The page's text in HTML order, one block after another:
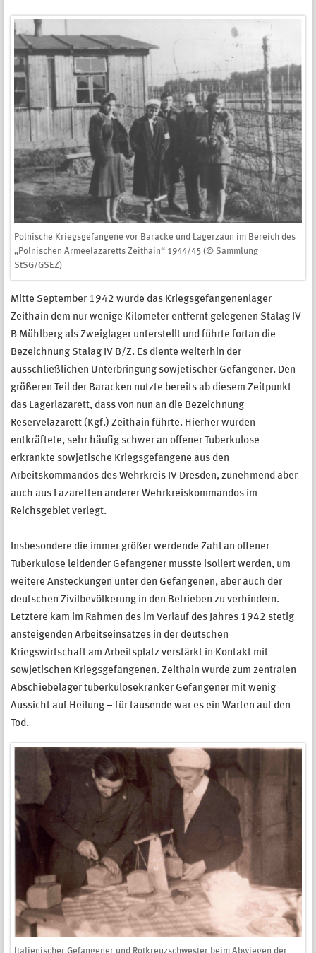
Polnische Kriegsgefangene vor Baracke und Lagerzaun im Bereich des
„Polnischen Armeelazaretts Zeithain“ 1944/45 (© Sammlung
StSG/GSEZ)
Mitte September 1942 wurde das Kriegsgefangenenlager
Zeithain dem nur wenige Kilometer entfernt gelegenen Stalag IV
B Mühlberg als Zweiglager unterstellt und führte fortan die
Bezeichnung Stalag IV B/Z. Es diente weiterhin der
ausschließlichen Unterbringung sowjetischer Gefangener. Den
größeren Teil der Baracken nutzte bereits ab diesem Zeitpunkt
das Lagerlazarett, dass von nun an die Bezeichnung
Reservelazarett (Kgf.) Zeithain führte. Hierher wurden
entkräftete, sehr häufig schwer an offener Tuberkulose
erkrankte sowjetische Kriegsgefangene aus den
Arbeitskommandos des Wehrkreis IV Dresden, zunehmend aber
auch aus Lazaretten anderer Wehrkreiskommandos im
Reichsgebiet verlegt.
Insbesondere die immer größer werdende Zahl an offener
Tuberkulose leidender Gefangener musste isoliert werden, um
weitere Ansteckungen unter den Gefangenen, aber auch der
deutschen Zivilbevölkerung in den Betrieben zu verhindern.
Letztere kam im Rahmen des im Verlauf des Jahres 1942 stetig
ansteigenden Arbeitseinsatzes in der deutschen
Kriegswirtschaft am Arbeitsplatz verstärkt in Kontakt mit
sowjetischen Kriegsgefangenen. Zeithain wurde zum zentralen
Abschiebelager tuberkulosekranker Gefangener mit wenig
Aussicht auf Heilung – für tausende war es ein Warten auf den
Tod.